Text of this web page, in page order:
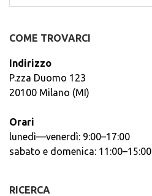
for:
COME TROVARCI
Indirizzo
P.zza Duomo 123
20100 Milano (MI)
Orari
lunedì—venerdì: 9:00–17:00
sabato e domenica: 11:00–15:00
RICERCA